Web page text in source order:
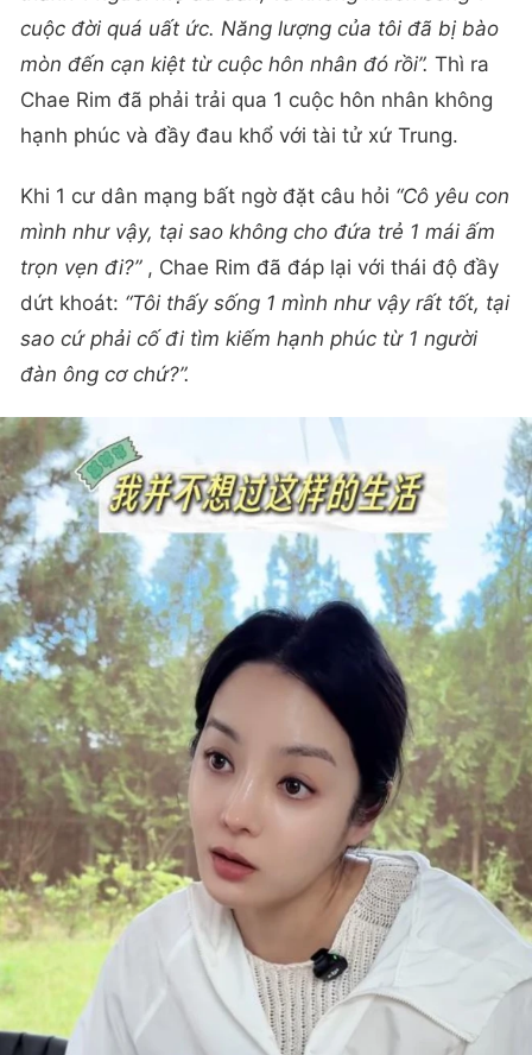
cuộc đời quá uất ức. Năng lượng của tôi đã bị bào
mòn đến cạn kiệt từ cuộc hôn nhân đó rồi”. Thì ra
Chae Rim đã phải trải qua 1 cuộc hôn nhân không
hạnh phúc và đầy đau khổ với tài tử xứ Trung.
Khi 1 cư dân mạng bất ngờ đặt câu hỏi “Cô yêu con
mình như vậy, tại sao không cho đứa trẻ 1 mái ấm
trọn vẹn đi?” , Chae Rim đã đáp lại với thái độ đầy
dứt khoát: “Tôi thấy sống 1 mình như vậy rất tốt, tại
sao cứ phải cố đi tìm kiếm hạnh phúc từ 1 người
đàn ông cơ chứ?”.